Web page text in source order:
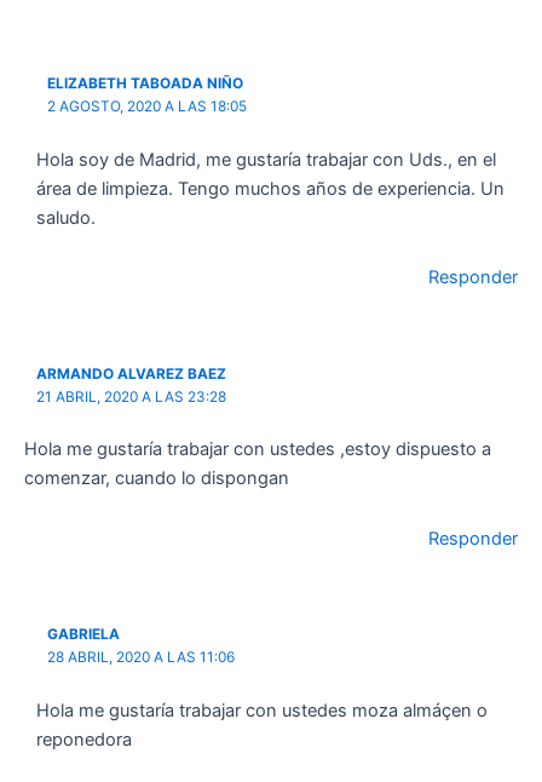
ELIZABETH TABOADA NIÑO
2 AGOSTO, 2020 A LAS 18:05
Hola soy de Madrid, me gustaría trabajar con Uds., en el
área de limpieza. Tengo muchos años de experiencia. Un
saludo.
Responder
ARMANDO ALVAREZ BAEZ
21 ABRIL, 2020 A LAS 23:28
Hola me gustaría trabajar con ustedes ,estoy dispuesto a
comenzar, cuando lo dispongan
Responder
GABRIELA
28 ABRIL, 2020 A LAS 11:06
Hola me gustaría trabajar con ustedes moza almáçen o
reponedora